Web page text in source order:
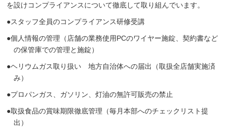
を設けコンプライアンスについて徹底して取り組んでいます。
●スタッフ全員のコンプライアンス研修受講
●個人情報の管理（店舗の業務使用PCのワイヤー施錠、契約書など
の保管庫での管理と施錠）
●ヘリウムガス取り扱い 地方自治体への届出（取扱全店舗実施済
み）
●プロパンガス、ガソリン、灯油の無許可販売の禁止
●取扱食品の賞味期限徹底管理（毎月本部へのチェックリスト提
出）